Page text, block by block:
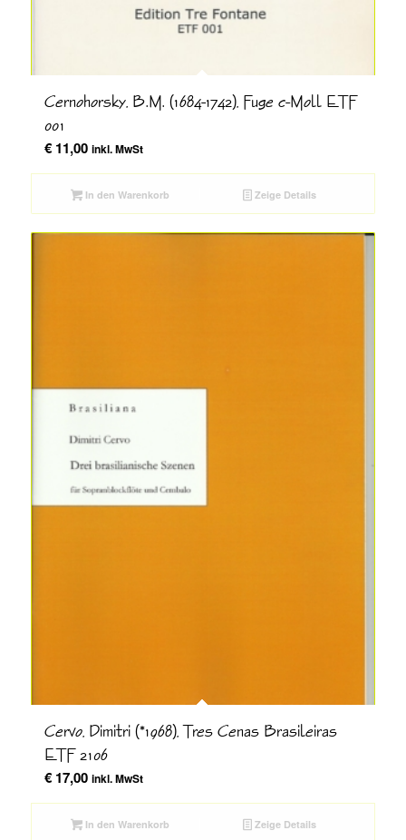
Cernohorsky, B.M. (1684-1742), Fuge c-Moll ETF
001
€11,00 inkl. MwSt
In den Warenkorb Zeige Details
Cervo, Dimitri (*1968), Tres Cenas Brasileiras
ETF 2106
€17,00 inkl. MwSt
In den Warenkorb Zeige Details